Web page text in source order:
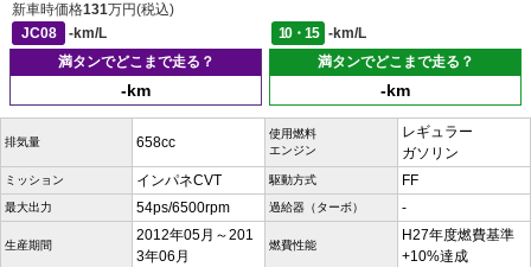
新車時価格131万円(税込)
JC08
-km/L 10・15
-km/L
満タンでどこまで走る？
-km
満タンでどこまで走る？
-km
排気量 658cc
使用燃料
エンジン
レギュラー
ガソリン
ミッション インパネCVT 駆動方式 FF
最大出力 54ps/6500rpm 過給器（ターボ） -
生産期間
2012年05月～201
3年06月
燃費性能
H27年度燃費基準
+10%達成